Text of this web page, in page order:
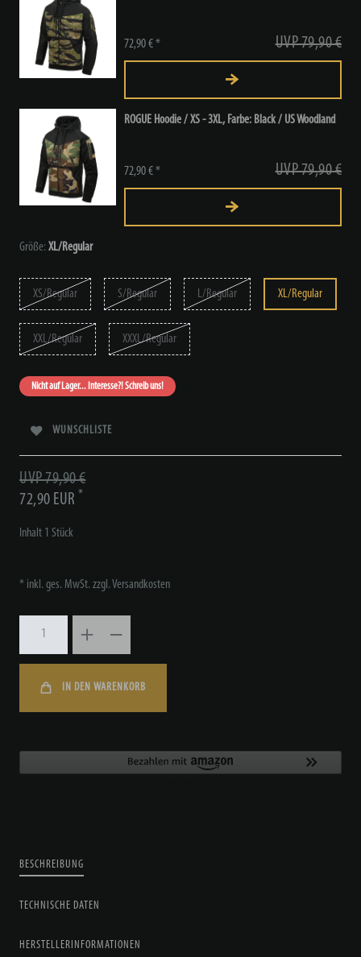
UVP 79,90 €
72,90 € *
ROGUE Hoodie / XS - 3XL, Farbe: Black / US Woodland
UVP 79,90 €
72,90 € *
Größe: XL/Regular
XS/Regular S/Regular L/Regular XL/Regular
XXL/Regular XXXL/Regular
Nicht auf Lager... Interesse?! Schreib uns!
WUNSCHLISTE
UVP 79,90 €
72,90 EUR *
Inhalt 1 Stück
* inkl. ges. MwSt. zzgl.Versandkosten
IN DEN WARENKORB
BESCHREIBUNG
TECHNISCHE DATEN
HERSTELLERINFORMATIONEN